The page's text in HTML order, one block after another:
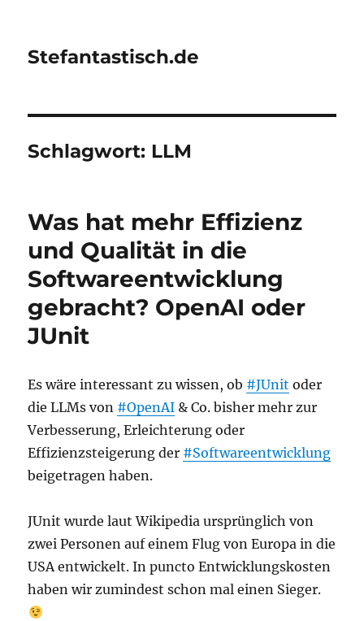
Stefantastisch.de
Schlagwort: LLM
Was hat mehr Effizienz
und Qualität in die
Softwareentwicklung
gebracht? OpenAI oder
JUnit
Es wäre interessant zu wissen, ob #JUnit oder
die LLMs von #OpenAI & Co. bisher mehr zur
Verbesserung, Erleichterung oder
Effizienzsteigerung der #Softwareentwicklung
beigetragen haben.
JUnit wurde laut Wikipedia ursprünglich von
zwei Personen auf einem Flug von Europa in die
USA entwickelt. In puncto Entwicklungskosten
haben wir zumindest schon mal einen Sieger.